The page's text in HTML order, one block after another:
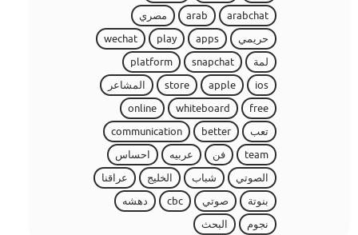
arabchat
arab
مصري
حريمي
apps
play
wechat
لمة
snapchat
platform
ios
apple
store
المشاعر
free
whiteboard
online
تعب
better
communication
team
فن عربيه
احساس
الصوتي
شباب الخليج
عراقنا
بنوتة
صوتي cbc
دهشه
نجوم
البحث